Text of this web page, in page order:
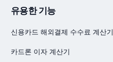
유용한 기능
신용카드 해외결제 수수료 계산기
카드론 이자 계산기